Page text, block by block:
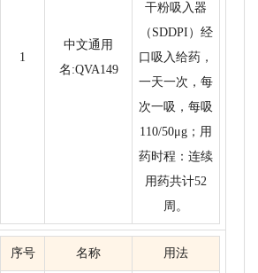
1
中文通用
名:QVA149
干粉吸入器
（SDDPI）经
口吸入给药，
一天一次，每
次一吸，每吸
110/50μg；用
药时程：连续
用药共计52
周。
序号 名称 用法